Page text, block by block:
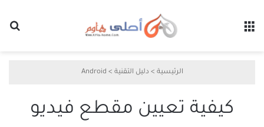
الرئيسية > دليل التقنية >
Android
كيفية تعيين مقطع فيديو